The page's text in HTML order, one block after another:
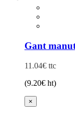
ESD
basique
Gant
11.04€ ttc
(9.20€ ht)
×